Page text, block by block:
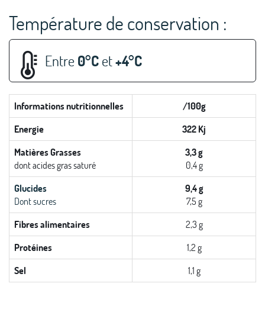
Température de conservation :
Entre0°Cet+4°C
Informations nutritionnelles
/100g
Energie
322 Kj
Matières Grasses
dont acides gras saturé
3,3 g
0,4 g
Glucides
Dont sucres
9,4 g
7,5 g
Fibres alimentaires
2,3 g
Protéines
1,2 g
Sel
1,1 g